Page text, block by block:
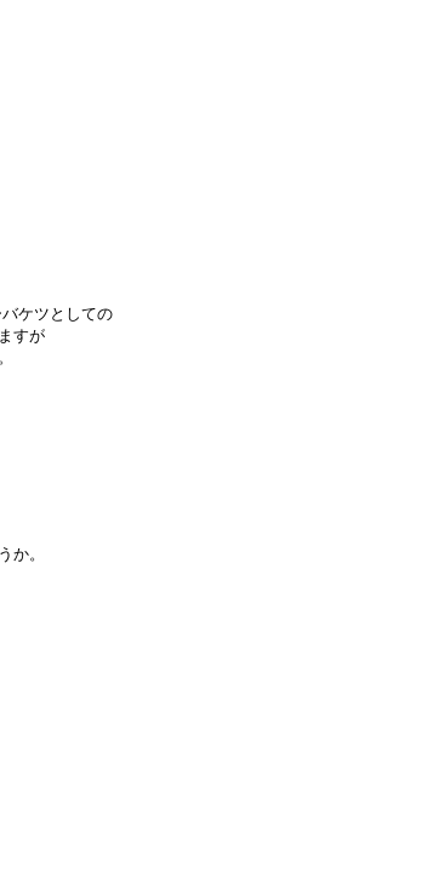
ケツとしての
すが
か。